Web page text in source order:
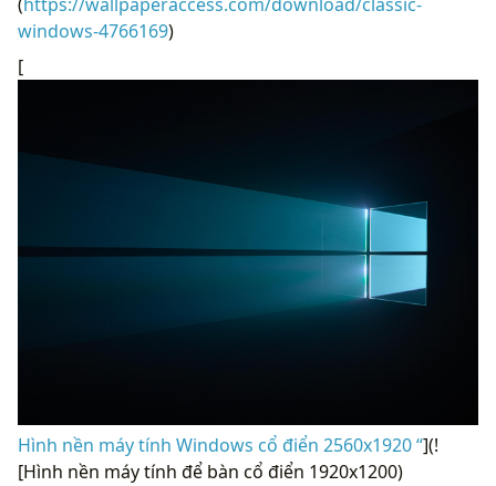
windows-4766169)
[
Hình nền máy tính Windows cổ điển 2560x1920 “](!
[Hình nền máy tính để bàn cổ điển 1920x1200)